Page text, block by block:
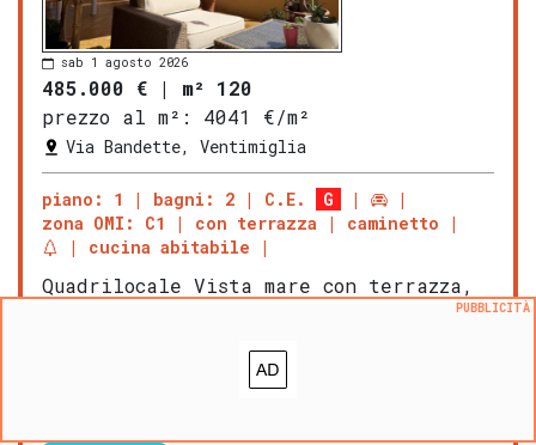
sab 1 agosto 2026
485.000 € | m² 120
prezzo al m²:
4041 €/m²
Via Bandette, Ventimiglia
piano: 1 bagni: 2 C.E.
G
zona OMI: C1
con terrazza
caminetto
cucina abitabile
Quadrilocale Vista mare con terrazza,
Secondo, in posizione tranquilla e
panoramica. Proponiamo in vendita un
PUBBLICITÀ